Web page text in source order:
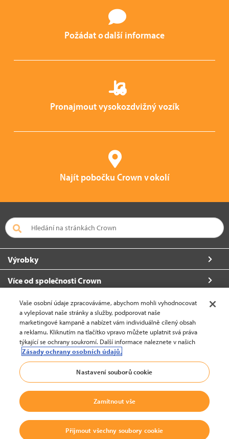
Požádat o další informace
Pronajmout vysokozdvižný vozík
Najít pobočku Crown v okolí
Výrobky
Více od společnosti Crown
O společnosti Crown
Požádat o další informace
Česko (změnit)
Back To Top
Imprint / Právní informace|Zásady ochrany osobních údajů pro
webové stránky
Vaše osobní údaje zpracováváme, abychom mohli vyhodnocovat
a vylepšovat naše stránky a služby, podporovat naše
marketingové kampaně a nabízet vám individuálně cílený obsah
a reklamu. Kliknutím na tlačítko vpravo můžete uplatnit svá práva
týkající se ochrany soukromí. Další informace naleznete v našich
Zásady ochrany osobních údajů.
Nastavení souborů cookie
Zamítnout vše
Přijmout všechny soubory cookie